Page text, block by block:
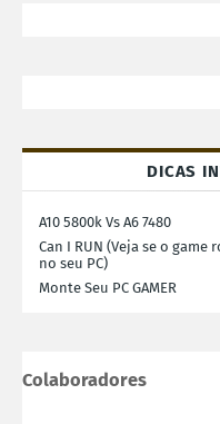
DICAS
A10 5800k Vs A6 7480
Can I RUN (Veja se o game
no seu PC)
Monte Seu PC GAMER
Colaboradores